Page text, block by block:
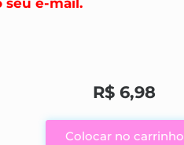
R$6,98
Colocar no carrinho